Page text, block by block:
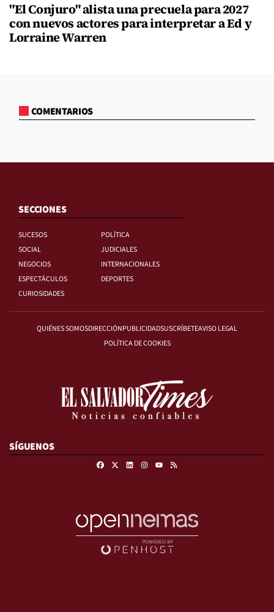
"El Conjuro" alista una precuela para 2027
con nuevos actores para interpretar a Ed y
Lorraine Warren
COMENTARIOS
SECCIONES
SUCESOS
POLÍTICA
SOCIAL
JUDICIALES
NEGOCIOS
INTERNACIONALES
ESPECTÁCULOS
DEPORTES
CURIOSIDADES
QUIÉNES SOMOSDIRECCIÓNPUBLICIDADSUSCRÍBETEAVISO LEGAL
POLÍTICA DE COOKIES
SÍGUENOS
FacebookLinkedinInstagram